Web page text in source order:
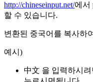
http://chineseinput.net/에서
할 수 있습니다.
변환된 중국어를 복사하
예시)
中文 을 입력하시려